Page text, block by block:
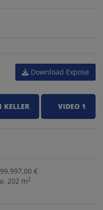
Download Expose
VIDEO 1
KELLER
€
202 m2